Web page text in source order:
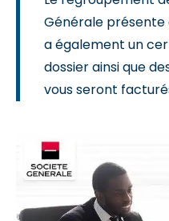
Générale présente
a également un
dossier ainsi que
vous seront